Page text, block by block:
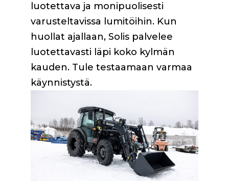
luotettava ja monipuolisesti
varusteltavissa lumitöihin. Kun
huollat ajallaan, Solis palvelee
luotettavasti läpi koko kylmän
kauden. Tule testaamaan varmaa
käynnistystä.